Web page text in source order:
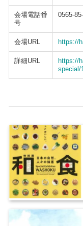
会場電話番
号
0565-
会場URL https://
詳細URL
https://
special/